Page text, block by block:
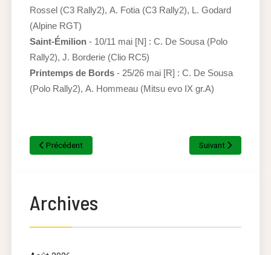
Rossel (C3 Rally2), A. Fotia (C3 Rally2), L. Godard
(Alpine RGT)
Saint-Émilion- 10/11 mai [N] : C. De Sousa (Polo
Rally2), J. Borderie (Clio RC5)
Printemps de Bords- 25/26 mai [R] : C. De Sousa
(Polo Rally2), A. Hommeau (Mitsu evo IX gr.A)
Précédent Suivant
Archives